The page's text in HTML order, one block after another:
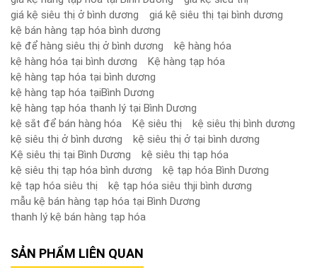
giá kệ siêu thị ở bình dương
giá kệ siêu thị tại bình dương
kệ bán hàng tạp hóa bình dương
kệ để hàng siêu thị ở bình dương
kệ hàng hóa
kệ hàng hóa tại bình dương
Kệ hàng tạp hóa
kệ hàng tạp hóa tại bình dương
kệ hàng tạp hóa tạiBình Dương
kệ hàng tạp hóa thanh lý tại Bình Dương
kệ sắt để bán hàng hóa
Kệ siêu thị
kệ siêu thị bình dương
kệ siêu thị ở bình dương
kệ siêu thị ở tại bình dương
Kệ siêu thị tại Bình Dương
kệ siêu thị tạp hóa
kệ siêu thị tạp hóa bình dương
kệ tạp hóa Bình Dương
kệ tạp hóa siêu thị
kệ tạp hóa siêu thji bình dương
mẫu kệ bán hàng tạp hóa tại Bình Dương
thanh lý kệ bán hàng tạp hóa
SẢN PHẨM LIÊN QUAN